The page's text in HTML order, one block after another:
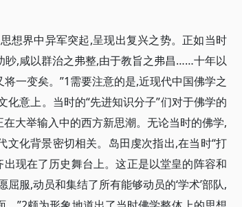
想界中异军突起,呈现出复兴之势。正如当时
眇,咸以群治之弗整,由于教旨之弗昌……十年以
一变矣。”1需要注意的是,近现代中国佛学之
意上。当时的“先进知识分子”们对于佛学的
大举输入中的西方新思潮。无论当时的佛学,
化背景密切相关。岛田虔次指出,在当时“打
现在了历史舞台上。这正是以堂皇的阵容和
服,动员和集结了所有能够动员的‘学术’部队,